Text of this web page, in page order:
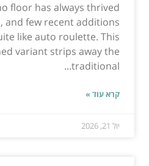
floor has always thrived
and few recent additions
like auto roulette. This
variant strips away the
traditional...
קרא עוד »
יול 21, 2026